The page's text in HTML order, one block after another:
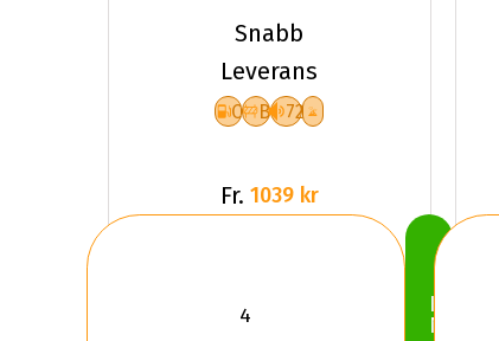
LEOPARD
2
Snabb
Leverans
C B 72
Fr. 1039 kr
Köp
Nu